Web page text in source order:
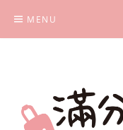
content
MENU